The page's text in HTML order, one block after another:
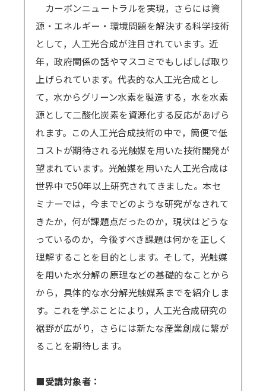
カーボンニュートラルを実現，さらには資
源・エネルギー・環境問題を解決する科学技術
として，人工光合成が注目されています。近
年，政府関係の話やマスコミでもしばしば取り
上げられています。代表的な人工光合成とし
て，水からグリーン水素を製造する，水を水素
源として二酸化炭素を資源化する反応があげら
れます。この人工光合成技術の中で，簡便で低
コストが期待される光触媒を用いた技術開発が
望まれています。光触媒を用いた人工光合成は
世界中で50年以上研究されてきました。本セ
ミナーでは，今までどのような研究がなされて
きたか，何が課題点だったのか，現状はどうな
っているのか，今後すべき課題は何かを正しく
理解することを目的とします。そして，光触媒
を用いた水分解の原理などの基礎的なことから
から，具体的な水分解光触媒系までを紹介しま
す。これを学ぶことにより，人工光合成研究の
裾野が広がり，さらには新たな産業創成に繋が
ることを期待します。
■受講対象者：